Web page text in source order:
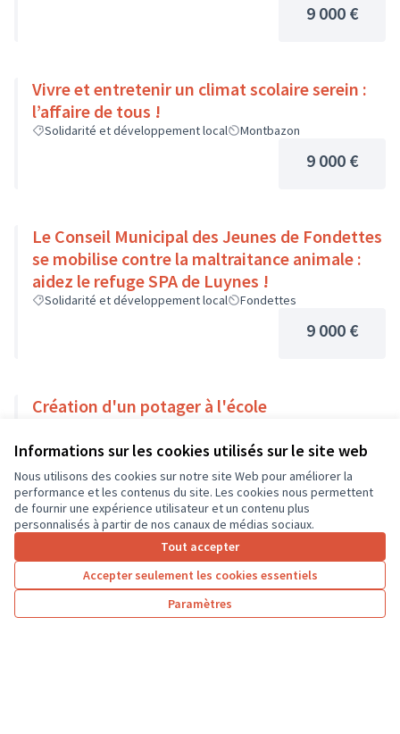
Informations sur les cookies utilisés sur le site web
Nous utilisons des cookies sur notre site Web pour améliorer la
performance et les contenus du site. Les cookies nous permettent
de fournir une expérience utilisateur et un contenu plus
personnalisés à partir de nos canaux de médias sociaux.
Tout accepter
Accepter seulement les cookies essentiels
Paramètres
9 000 €
Vivre et entretenir un climat scolaire serein :
l’affaire de tous !
Solidarité et développement local Montbazon
9 000 €
Le Conseil Municipal des Jeunes de Fondettes
se mobilise contre la maltraitance animale :
aidez le refuge SPA de Luynes !
Solidarité et développement local Fondettes
9 000 €
Création d'un potager à l'école
9 000 €
Résultats par page : 25
1 … 5